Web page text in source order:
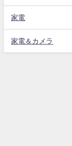
家電
家電＆カメラ